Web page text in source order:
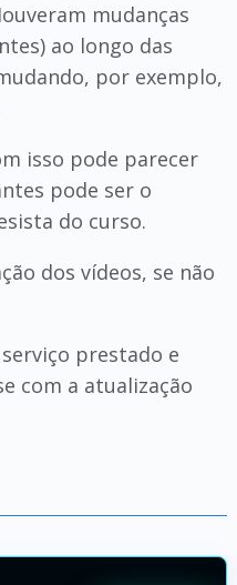
mudanças
ao longo das
por exemplo,
isso pode parecer
pode ser o
do curso.
dos vídeos, se não
prestado e
com a atualização